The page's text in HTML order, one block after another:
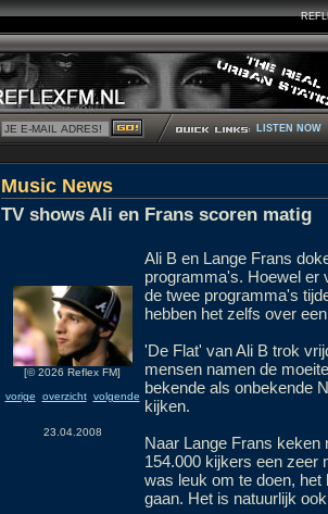
LISTEN NOW
Music News
TV shows Ali en Frans scoren matig
[© 2026 Reflex FM]
vorige
overzicht volgende
23.04.2008
Ali B en Lange Frans
programma's. Hoewel er
de twee programma's
hebben het zelfs over
'De Flat' van Ali B trok
mensen namen de
bekende als onbekende
kijken.
Naar Lange Frans keken
154.000 kijkers een zeer
was leuk om te doen, het
gaan. Het is natuurlijk